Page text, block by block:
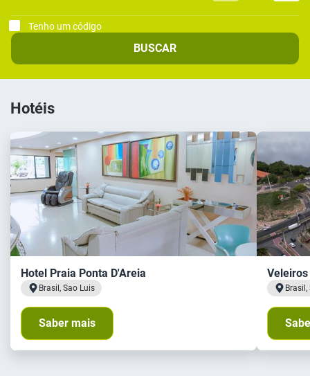
Tenho um código
BUSCAR
Hotéis
Hotel Praia Ponta D'Areia
Brasil, Sao Luis
Saber mais